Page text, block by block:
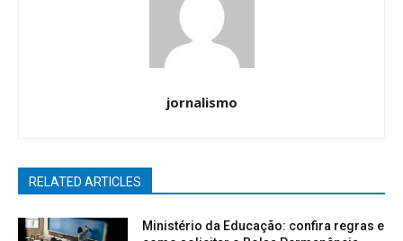
jornalismo
RELATED ARTICLES
Ministério da Educação: confira regras e